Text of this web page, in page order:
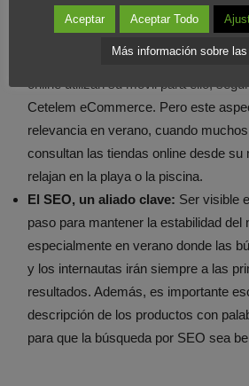
online cuente con un diseño web que
formatos y dispositivos siempre ha
online utilizan su móvil para ello,
Cetelem eCommerce. Pero este
relevancia en verano, cuando
consultan las tiendas online desde su
relajan en la playa o la piscina.
El SEO, un aliado clave: Ser visible
paso para mantener la estabilidad del
especialmente en verano donde las
y los internautas irán siempre a las
resultados. Además, es importante
descripción de los productos con
para que la búsqueda por SEO sea
Aceptar Aceptar Todo
Más información sobre